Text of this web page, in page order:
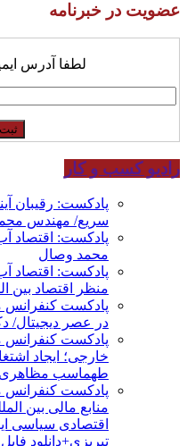
عضویت در خبرنامه
لطفا آدرس
رادیو کسب و کار
پادکست: رقیبان
سریع/ مهندس
پادکست: اقتصاد
محمد وصال
پادکست: اقتصاد
منظر اقتصاد بین
پادکست کنفرانس
در عصر دیجیتال/
پادکست کنفرانس
خارجی؛ ایجاد
طهماسب
پادکست کنفرانس
منابع مالی بین
اقتصادی سیاسی
تبریزی+دانلود فایل